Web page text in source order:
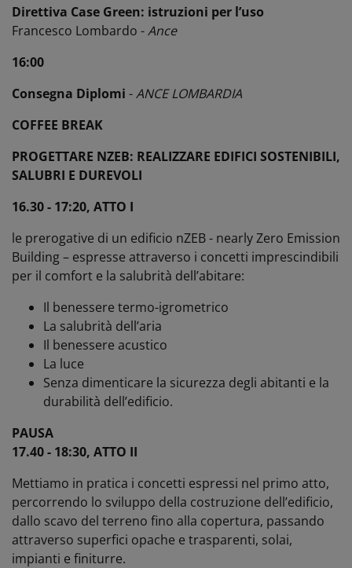
Direttiva Case Green: istruzioni per l’uso
Francesco Lombardo -Ance
16:00
Consegna Diplomi -ANCE LOMBARDIA
COFFEE BREAK
PROGETTARE NZEB: REALIZZARE EDIFICI SOSTENIBILI,
SALUBRI E DUREVOLI
16.30 - 17:20, ATTO I
le prerogative di un edificio nZEB - nearly Zero Emission
Building – espresse attraverso i concetti imprescindibili
per il comfort e la salubrità dell’abitare:
Il benessere termo-igrometrico
La salubrità dell’aria
Il benessere acustico
La luce
Senza dimenticare la sicurezza degli abitanti e la
durabilità dell’edificio.
PAUSA
17.40 - 18:30, ATTO II
Mettiamo in pratica i concetti espressi nel primo atto,
percorrendo lo sviluppo della costruzione dell’edificio,
dallo scavo del terreno fino alla copertura, passando
attraverso superfici opache e trasparenti, solai,
impianti e finiturre.